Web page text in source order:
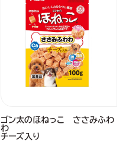
ゴン太のほねっこ ささみふわ
わ
チーズ入り